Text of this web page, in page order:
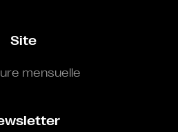
Site
mensuelle